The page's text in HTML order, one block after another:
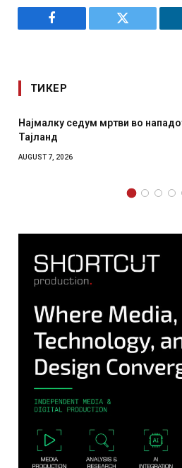
Facebook Twitter
ТИКЕР
Најмалку седум мртви во
Тајланд
AUGUST 7, 2026